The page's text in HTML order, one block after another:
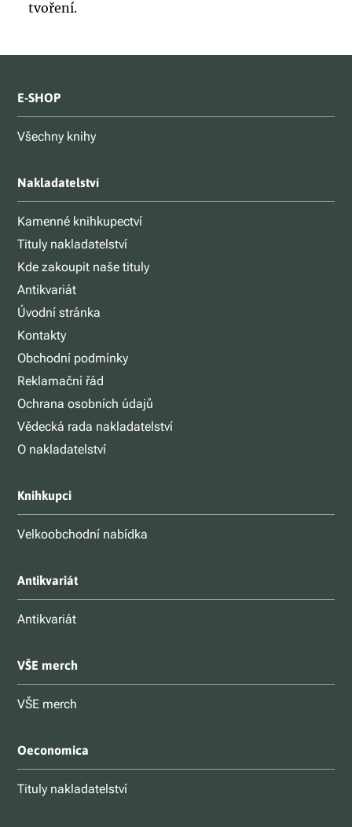
tvoření.
E-SHOP
Všechny knihy
Nakladatelství
Kamenné knihkupectví
Tituly nakladatelství
Kde zakoupit naše tituly
Antikvariát
Úvodní stránka
Kontakty
Obchodní podmínky
Reklamační řád
Ochrana osobních údajů
Vědecká rada nakladatelství
O nakladatelství
Knihkupci
Velkoobchodní nabídka
Antikvariát
Antikvariát
VŠE merch
VŠE merch
Oeconomica
Tituly nakladatelství